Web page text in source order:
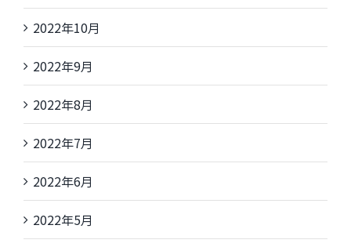
2022年10月
2022年9月
2022年8月
2022年7月
2022年6月
2022年5月